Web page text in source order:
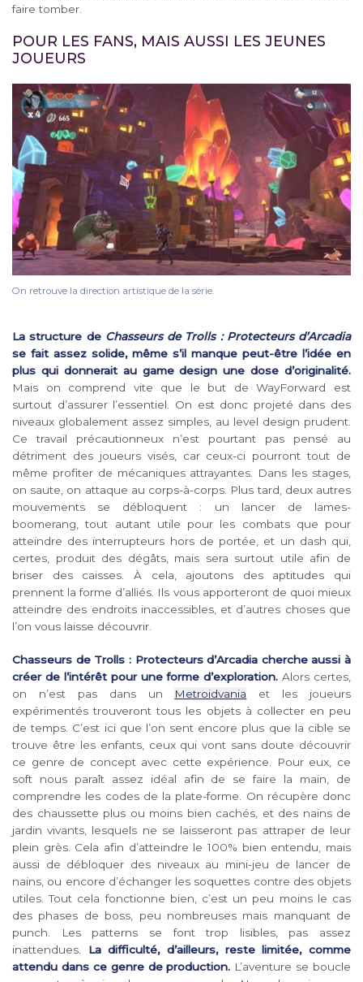
faire tomber.
POUR LES FANS, MAIS AUSSI LES JEUNES
JOUEURS
On retrouve la direction artistique de la série.
La structure de Chasseurs de Trolls : Protecteurs d’Arcadia
se fait assez solide, même s’il manque peut-être l’idée en
plus qui donnerait au game design une dose d’originalité.
Mais on comprend vite que le but de WayForward est
surtout d’assurer l’essentiel. On est donc projeté dans des
niveaux globalement assez simples, au level design prudent.
Ce travail précautionneux n’est pourtant pas pensé au
détriment des joueurs visés, car ceux-ci pourront tout de
même profiter de mécaniques attrayantes. Dans les stages,
on saute, on attaque au corps-à-corps. Plus tard, deux autres
mouvements se débloquent : un lancer de lames-
boomerang, tout autant utile pour les combats que pour
atteindre des interrupteurs hors de portée, et un dash qui,
certes, produit des dégâts, mais sera surtout utile afin de
briser des caisses. À cela, ajoutons des aptitudes qui
prennent la forme d’alliés. Ils vous apporteront de quoi mieux
atteindre des endroits inaccessibles, et d’autres choses que
l’on vous laisse découvrir.
Chasseurs de Trolls : Protecteurs d’Arcadia cherche aussi à
créer de l’intérêt pour une forme d’exploration. Alors certes,
on n’est pas dans un
Metroidvania et les joueurs
expérimentés trouveront tous les objets à collecter en peu
de temps. C’est ici que l’on sent encore plus que la cible se
trouve être les enfants, ceux qui vont sans doute découvrir
ce genre de concept avec cette expérience. Pour eux, ce
soft nous paraît assez idéal afin de se faire la main, de
comprendre les codes de la plate-forme. On récupère donc
des chaussette plus ou moins bien cachés, et des nains de
jardin vivants, lesquels ne se laisseront pas attraper de leur
plein grès. Cela afin d’atteindre le 100% bien entendu, mais
aussi de débloquer des niveaux au mini-jeu de lancer de
nains, ou encore d’échanger les soquettes contre des objets
utiles. Tout cela fonctionne bien, c’est un peu moins le cas
des phases de boss, peu nombreuses mais manquant de
punch. Les patterns se font trop lisibles, pas assez
inattendues. La difficulté, d’ailleurs, reste limitée, comme
attendu dans ce genre de production. L’aventure se boucle